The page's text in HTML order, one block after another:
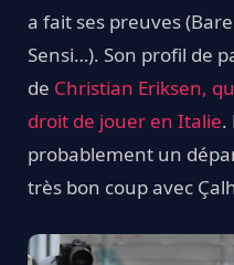
a fait ses preuves
Sensi…). Son profil de
de Christian Eriksen,
droit de jouer en Italie.
probablement un
très bon coup avec